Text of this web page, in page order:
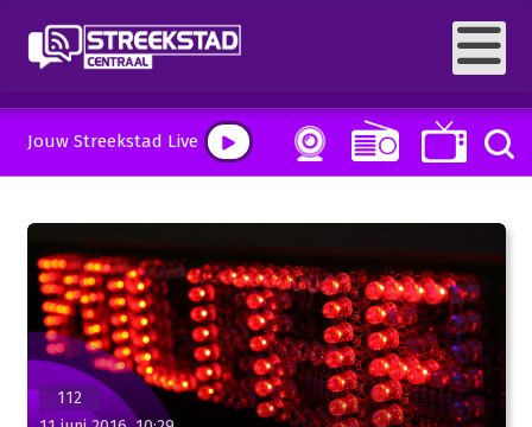
Jouw Streekstad Live
112